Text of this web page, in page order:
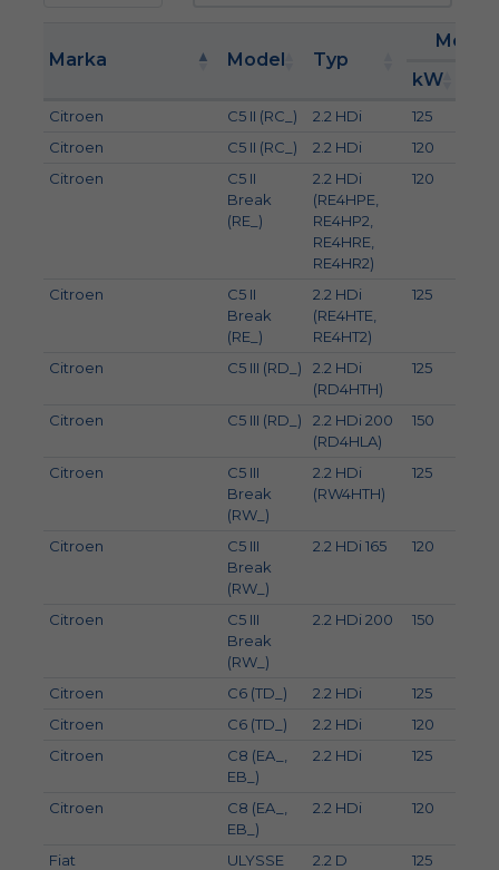
Marka Model Typ
Moc
kW
Citroen C5 II (RC_) 2.2 HDi 125
Citroen
C5 II (RC_) 2.2 HDi 120
Citroen
C5 II
Break
(RE_)
2.2 HDi
(RE4HPE,
RE4HP2,
RE4HRE,
RE4HR2)
120
Citroen
C5 II
Break
(RE_)
2.2 HDi
(RE4HTE,
RE4HT2)
125
Citroen C5 III (RD_)
2.2 HDi
(RD4HTH)
125
Citroen C5 III (RD_)
2.2 HDi 200
(RD4HLA)
150
Citroen
C5 III
Break
(RW_)
2.2 HDi
(RW4HTH)
125
Citroen
C5 III
Break
(RW_)
2.2 HDi 165 120
Citroen
C5 III
Break
(RW_)
2.2 HDi 200 150
Citroen C6 (TD_) 2.2 HDi 125
Citroen
C6 (TD_) 2.2 HDi 120
Citroen
C8 (EA_,
EB_)
2.2 HDi 125
Citroen
C8 (EA_,
EB_)
2.2 HDi 120
Fiat
ULYSSE
2.2 D
125